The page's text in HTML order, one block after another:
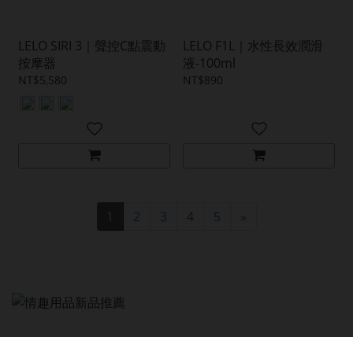
LELO SIRI 3｜聲控C點震動
按摩器
NT$5,580
LELO F1L｜水性長效潤滑
液-100ml
NT$890
2 3 4 5 »